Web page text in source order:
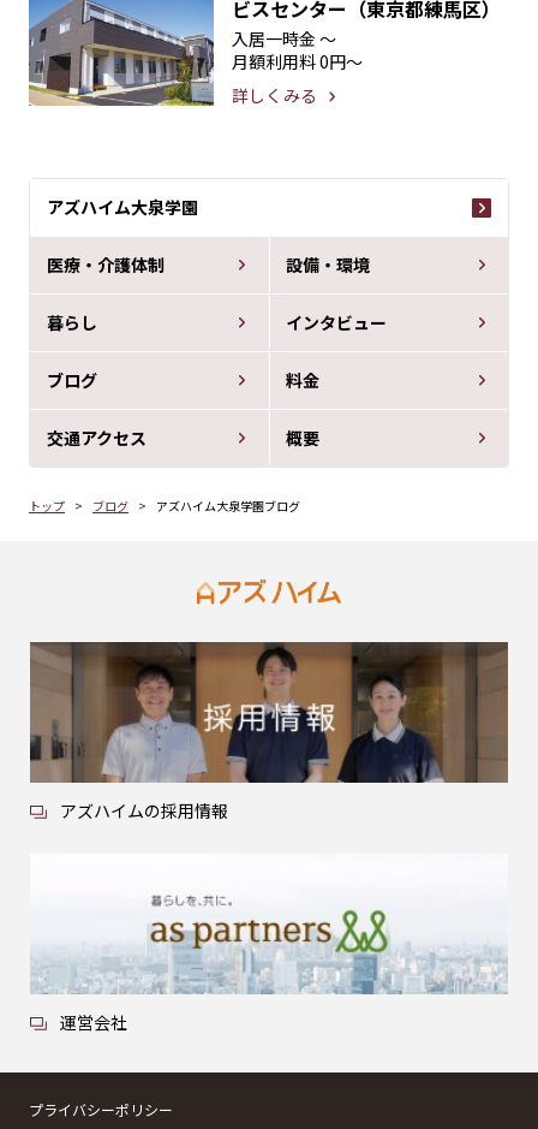
アズハイム大泉学園
医療・介護体制 設備・環境
暮らし インタビュー
ブログ 料金
交通アクセス 概要
トップ ブログ アズハイム大泉学園ブログ
ビスセンター（東京都練馬区）
入居一時金 〜
月額利用料0円〜
詳しくみる
アズハイムの採用情報
運営会社
プライバシーポリシー